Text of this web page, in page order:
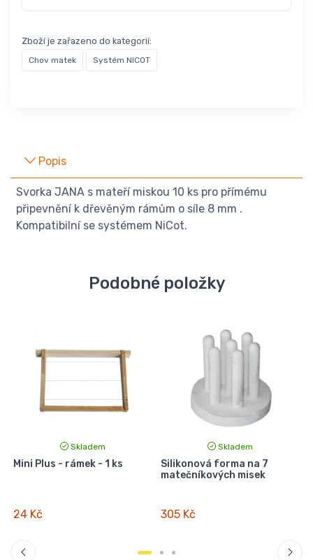
Zboží je zařazeno do kategorií:
Chov matek Systém NICOT
Popis
Svorka JANA s mateří miskou 10 ks pro přímému
připevnění k dřevěným rámům o síle 8 mm .
Kompatibilní se systémem NiCot.
Podobné položky
Skladem
Mini Plus - rámek - 1 ks
24 Kč
Skladem
Silikonová forma na 7
matečníkových misek
305 Kč